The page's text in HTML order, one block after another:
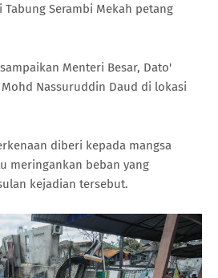
Serambi Mekah petang
Menteri Besar, Dato'
Mohd Nassuruddin Daud di lokasi
diberi kepada mangsa
meringankan beban yang
kejadian tersebut.